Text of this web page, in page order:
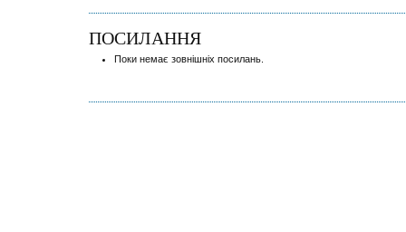
ПОСИЛАННЯ
Поки немає зовнішніх посилань.